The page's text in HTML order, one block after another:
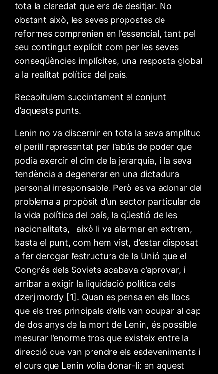
tota la claredat que era de desitjar. No
obstant això, les seves propostes de
reformes comprenien en l’essencial, tant pel
seu contingut explícit com per les seves
conseqüències implícites, una resposta global
a la realitat política del país.
Recapitulem succintament el conjunt
d’aquests punts.
Lenin no va discernir en tota la seva amplitud
el perill representat per l’abús de poder que
podia exercir el cim de la jerarquia, i la seva
tendència a degenerar en una dictadura
personal irresponsable. Però es va adonar del
problema a propòsit d’un sector particular de
la vida política del país, la qüestió de les
nacionalitats, i això li va alarmar en extrem,
basta el punt, com hem vist, d’estar disposat
a fer derogar l’estructura de la Unió que el
Congrés dels Soviets acabava d’aprovar, i
arribar a exigir la liquidació política dels
dzerjimordy [1]. Quan es pensa en els llocs
que els tres principals d’ells van ocupar al cap
de dos anys de la mort de Lenin, és possible
mesurar l’enorme tros que existeix entre la
direcció que van prendre els esdeveniments i
el curs que Lenin volia donar-li: en aquest